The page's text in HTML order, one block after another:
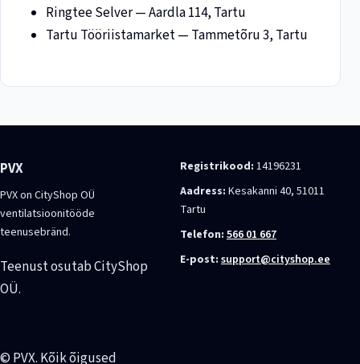
Ringtee Selver — Aardla 114, Tartu
Tartu Tööriistamarket — Tammetõru 3, Tartu
PVX
PVX on CityShop OÜ
ventilatsioonitööde
teenusebränd.
Teenust osutab CityShop
OÜ.
Registrikood: 14196231
Aadress: Kesakanni 40, 51011
Tartu
Telefon: 566 01 667
E-post: support@cityshop.ee
© PVX. Kõik õigused